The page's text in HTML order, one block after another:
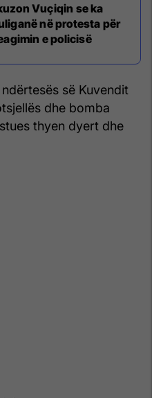
Vuçiqin se ka
në protesta për
e policisë
së Kuvendit
dhe bomba
thyen dyert dhe